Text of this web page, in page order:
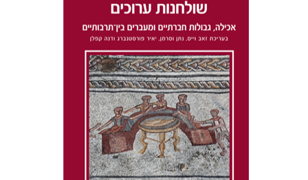
דנה קפלן נתן וסרמן
זאב וייס
יאיר פורסטנברג